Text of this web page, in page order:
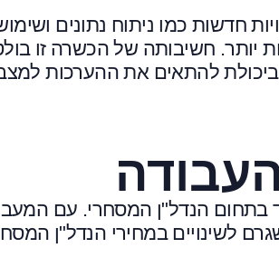
חדשות כמו ניתוח נתונים
יותר. חשיבותה של הכשרה זו
ביכולת להתאים את ההערכות
בתחום הנדל"ן המסחרי. עם
לשינויים במחירי הנדל"ן